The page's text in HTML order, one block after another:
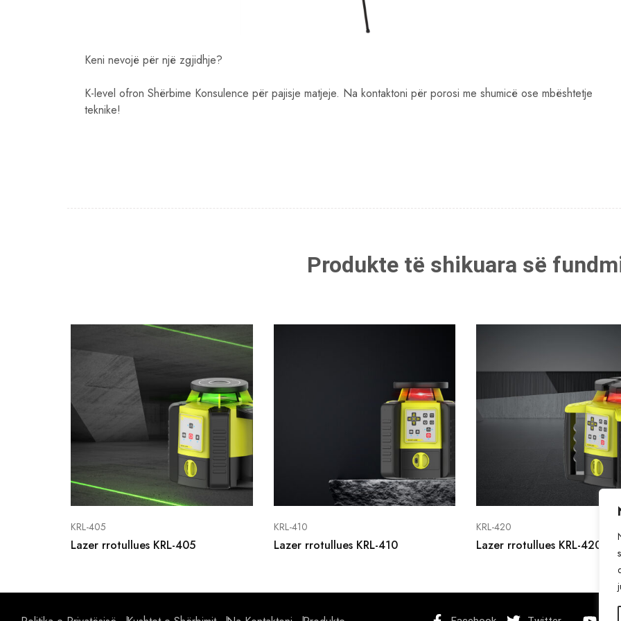
Keni nevojë për një zgjidhje?
K-level ofron Shërbime Konsulence për pajisje matjeje. Na kontaktoni për porosi me shumicë ose mbështetje
teknike!
Produkte të shikuara së
KRL-405
Lazer rrotullues KRL-405
KRL-410
Lazer rrotullues KRL-410
KRL-420
Lazer rrotullues KRL-420